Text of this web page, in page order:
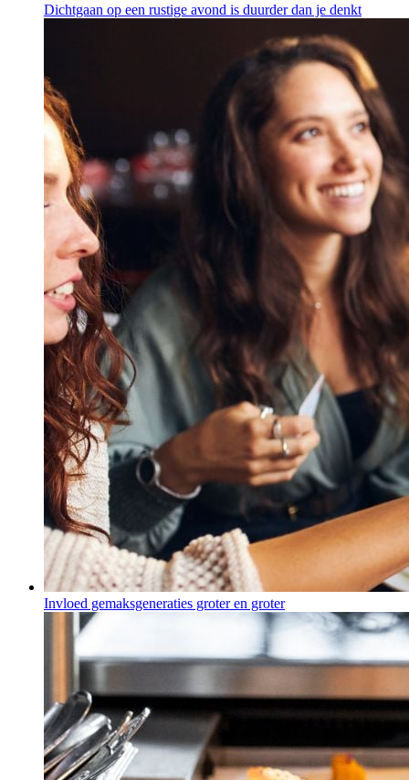
Dichtgaan op een rustige avond is duurder dan je denkt
Invloed gemaksgeneraties groter en groter